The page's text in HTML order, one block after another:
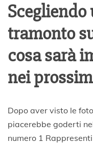
tramonto
cosa sarà
nei
2
N
o
Dopo aver visto le
piacerebbe goderti
numero 1